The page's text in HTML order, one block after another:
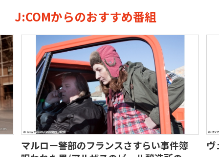
J:COMからのおすすめ番組
マルロー警部のフランスさすらい事件簿